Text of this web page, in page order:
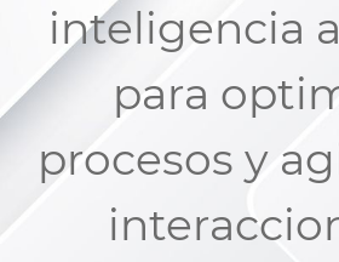
inteligencia
para
procesos y